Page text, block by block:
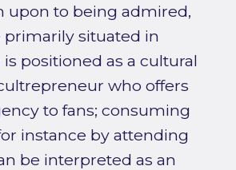
upon to being admired,
situated in
is positioned as a cultural
who offers
to fans; consuming
instance by attending
be interpreted as an